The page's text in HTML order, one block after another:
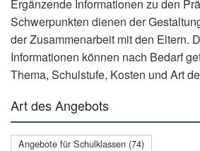
Ergänzende Informationen zu den
Schwerpunkten dienen der
der Zusammenarbeit mit den Eltern.
Informationen können nach Bedarf
Thema, Schulstufe, Kosten und Art
Art des Angebots
Angebote für Schulklassen (74)